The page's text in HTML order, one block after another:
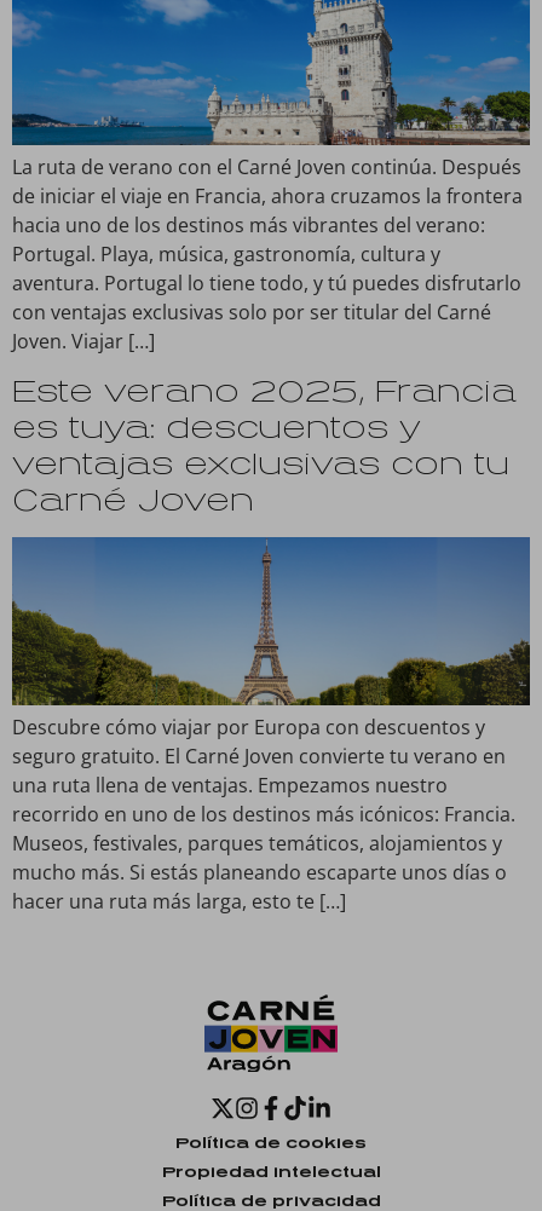
La ruta de verano con el Carné Joven continúa. Después
de iniciar el viaje en Francia, ahora cruzamos la frontera
hacia uno de los destinos más vibrantes del verano:
Portugal. Playa, música, gastronomía, cultura y
aventura. Portugal lo tiene todo, y tú puedes disfrutarlo
con ventajas exclusivas solo por ser titular del Carné
Joven. Viajar […]
Este verano 2025, Francia
es tuya: descuentos y
ventajas exclusivas con tu
Carné Joven
Descubre cómo viajar por Europa con descuentos y
seguro gratuito. El Carné Joven convierte tu verano en
una ruta llena de ventajas. Empezamos nuestro
recorrido en uno de los destinos más icónicos: Francia.
Museos, festivales, parques temáticos, alojamientos y
mucho más. Si estás planeando escaparte unos días o
hacer una ruta más larga, esto te […]
Política de cookies
Propiedad intelectual
Política de privacidad